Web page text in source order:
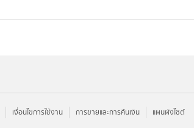
เงื่อนไขการใช้งาน การขายและการคืนเงิน แผนผังไซต์